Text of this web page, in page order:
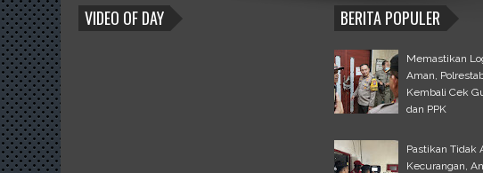
BLOGROLL
VIDEO OF DAY BERITA POPULER
Memastikan
Aman,
Kembali Cek
dan PPK
Pastikan Tidak
Kecurangan,